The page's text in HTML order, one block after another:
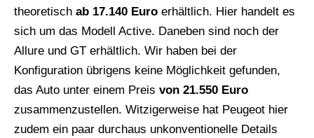
theoretisch ab 17.140 Euro erhältlich. Hier handelt es
sich um das Modell Active. Daneben sind noch der
Allure und GT erhältlich. Wir haben bei der
Konfiguration übrigens keine Möglichkeit gefunden,
das Auto unter einem Preis von 21.550 Euro
zusammenzustellen. Witzigerweise hat Peugeot hier
zudem ein paar durchaus unkonventionelle Details